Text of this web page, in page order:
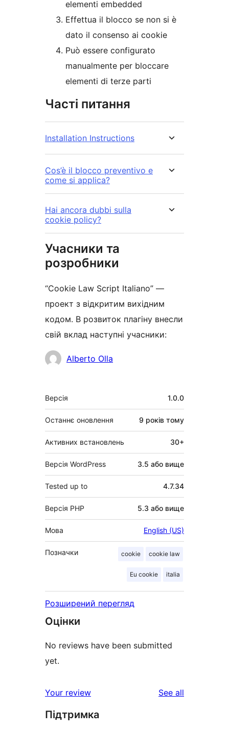
elementi embedded
Effettua il blocco se non si è
dato il consenso ai cookie
Può essere configurato
manualmente per bloccare
elementi di terze parti
Часті питання
Installation Instructions
Cos’è il blocco preventivo e
come si applica?
Hai ancora dubbi sulla
cookie policy?
Учасники та
розробники
“Cookie Law Script Italiano” —
проект з відкритим вихідним
кодом. В розвиток плагіну внесли
свій вклад наступні учасники:
УчасникиAlberto Olla
Мета
Версія 1.0.0
Останнє оновлення 9 років тому
Активних встановлень 30+
Версія WordPress 3.5 або вище
Tested up to 4.7.34
Версія PHP 5.3 або вище
Мова English (US)
Позначки cookie cookie law
Eu cookie italia
Розширений перегляд
Оцінки
No reviews have been submitted
yet.
Your review See all
Підтримка